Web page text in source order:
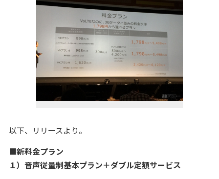
以下、リリースより。
■新料金プラン
１）音声従量制基本プラン＋ダブル定額サービス